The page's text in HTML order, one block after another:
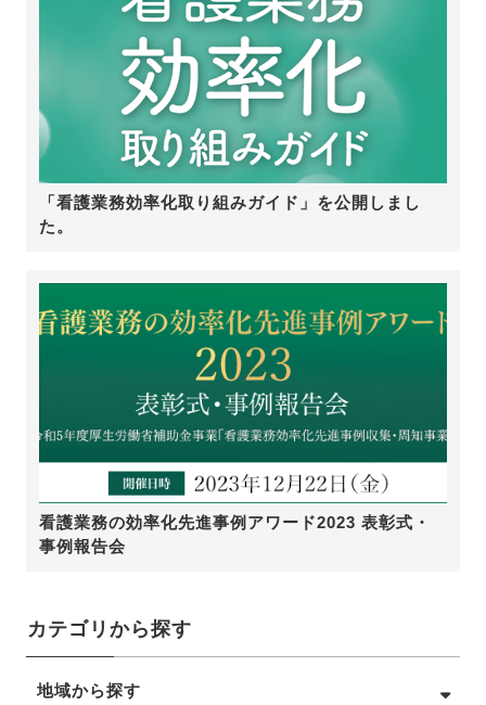
「看護業務効率化取り組みガイド」を公開しまし
た。
看護業務の効率化先進事例アワード2023 表彰式・
事例報告会
カテゴリから探す
地域から探す